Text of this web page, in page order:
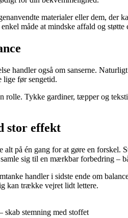
materialer eller dem, der
måde at mindske affald og
handler også om sanserne.
lige før sengetid.
rolle. Tykke gardiner, tæpper og
stor effekt
på én gang for at gøre en forskel.
sig til en mærkbar forbedring –
handler i sidste ende om
kan trække vejret lidt lettere.
skab stemning med stoffet